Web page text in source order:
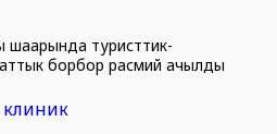
шаарында туристтик-
борбор расмий ачылды